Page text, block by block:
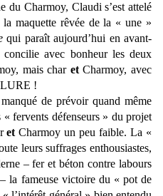
du Charmoy, Claudi s’est attelé
la maquette rêvée de la « une »
qui paraît aujourd’hui en avant-
avec bonheur les deux
mais char etCharmoy, avec
LURE !
de prévoir quand même
fervents défenseurs » du projet
et Charmoy un peu faible. La «
leurs suffrages enthousiastes,
– fer et béton contre labours
la fameuse victoire du « pot de